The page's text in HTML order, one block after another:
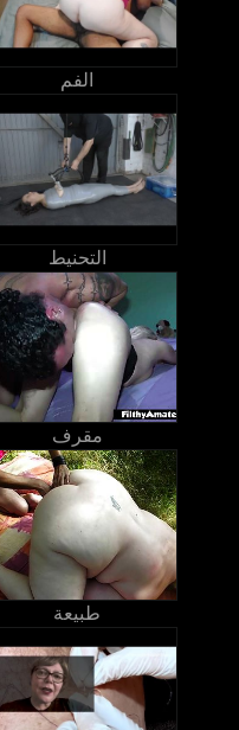
الفم
التحنيط
مقرف
طبيعة